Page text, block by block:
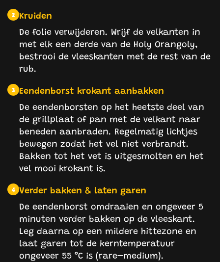
2 Kruiden
De folie verwijderen. Wrijf de velkanten in
met elk een derde van de Holy Orangoly,
bestrooi de vleeskanten met de rest van de
rub.
3 Eendenborst krokant aanbakken
De eendenborsten op het heetste deel van
de grillplaat of pan met de velkant naar
beneden aanbraden. Regelmatig lichtjes
bewegen zodat het vel niet verbrandt.
Bakken tot het vet is uitgesmolten en het
vel mooi krokant is.
4 Verder bakken & laten garen
De eendenborst omdraaien en ongeveer 5
minuten verder bakken op de vleeskant.
Leg daarna op een mildere hittezone en
laat garen tot de kerntemperatuur
ongeveer 55 °C is (rare–medium).